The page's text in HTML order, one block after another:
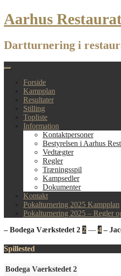
Skip
to
Aarhus
Dartturnering i
Forside
Kampplan
Resultater
Stilling
Topliste
Information
Kontaktpersoner
Bestyrelsen i Aarhus
Vedtægter
Regler
Træningsspil
Kampsedler
Dokumenter
Kontakt
Pokalturnering 2025 Kampplan
Pokalturnering 2025 – Regler
– Bodega Værkstedet 2 2 — 4 –
Spillested
Bodega Vaerkstedet 2